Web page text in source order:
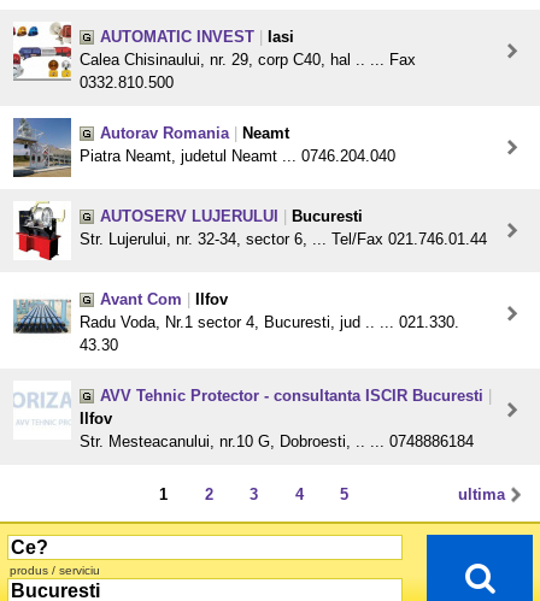
AUTOMATIC INVEST
Iasi
Calea Chisinaului, nr. 29, corp C40, hal .. ... Fax
0332.810.500
Autorav Romania
Neamt
Piatra Neamt, judetul Neamt ... 0746.204.040
AUTOSERV LUJERULUI
Bucuresti
Str. Lujerului, nr. 32-34, sector 6, ... Tel/Fax 021.746.01.44
Avant Com
Ilfov
Radu Voda, Nr.1 sector 4, Bucuresti, jud .. ... 021.330.
43.30
AVV Tehnic Protector - consultanta ISCIR Bucuresti
Ilfov
Str. Mesteacanului, nr.10 G, Dobroesti, .. ... 0748886184
ultima
1 2 3 4 5
produs / serviciu